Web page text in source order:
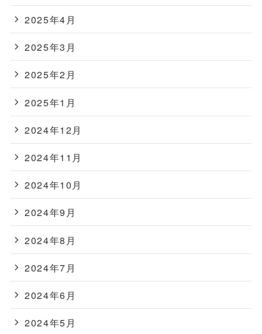
2025年4月
2025年3月
2025年2月
2025年1月
2024年12月
2024年11月
2024年10月
2024年9月
2024年8月
2024年7月
2024年6月
2024年5月